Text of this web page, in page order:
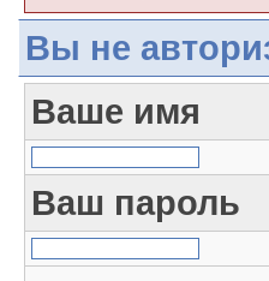
Вы не
Ваше имя
Ваш пароль